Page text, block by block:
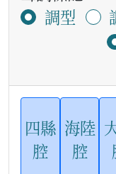
調型
四縣
腔
海陸
腔